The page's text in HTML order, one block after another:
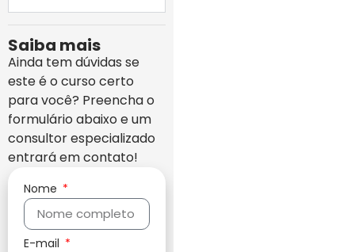
Saiba mais
Ainda tem dúvidas se
este é o curso certo
para você? Preencha o
formulário abaixo e um
consultor especializado
entrará em contato!
Nome
E-mail